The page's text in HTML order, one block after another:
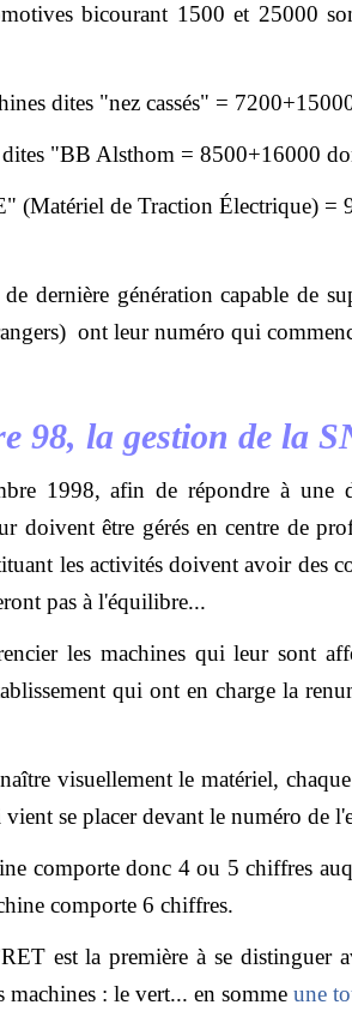
bicourant 1500 et 25000
dites "nez cassés" =
dites "BB Alsthom = 8500+16000
(Matériel de Traction Électrique) =
de dernière génération capable de
ont leur numéro qui
98, la gestion de la
1998, afin de répondre à une
doivent être gérés en centre de
les activités doivent avoir des
pas à l'équilibre...
les machines qui leur sont
qui ont en charge la
visuellement le matériel,
se placer devant le numéro de
comporte donc 4 ou 5 chiffres
comporte 6 chiffres.
est la première à se distinguer
machines : le vert... en somme une